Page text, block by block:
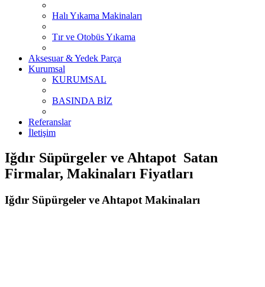
Halı Yıkama Makinaları
Tır ve Otobüs Yıkama
Aksesuar & Yedek Parça
Kurumsal
KURUMSAL
BASINDA BİZ
Referanslar
İletişim
Iğdır Süpürgeler ve Ahtapot Satan
Firmalar, Makinaları Fiyatları
Iğdır Süpürgeler ve Ahtapot Makinaları